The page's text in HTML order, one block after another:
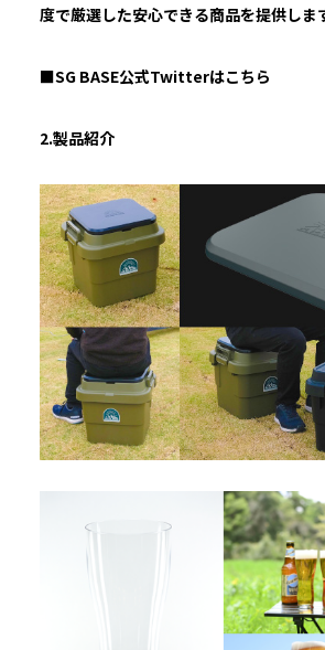
度で厳選した安心できる商品を提供しま
■SG BASE公式Twitterはこちら
2.製品紹介